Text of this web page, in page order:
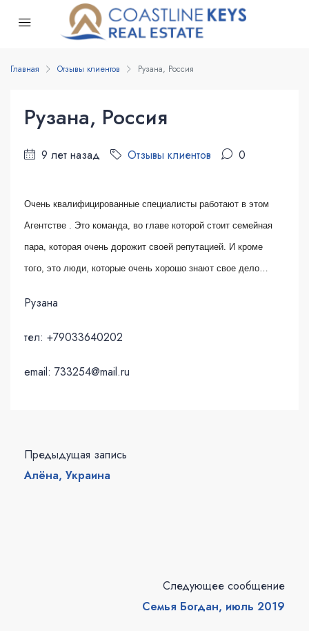
Главная Отзывы клиентов Рузана, Россия
Рузана, Россия
9 лет назад Отзывы клиентов 0
Очень квалифицированные специалисты работают в этом
Агентстве . Это команда, во главе которой стоит семейная
пара, которая очень дорожит своей репутацией. И кроме
того, это люди, которые очень хорошо знают свое дело…
Рузана
тел: +79033640202
email: 733254@mail.ru
Предыдущая запись
Алёна, Украина
Следующее сообщение
Семья Богдан, июль 2019